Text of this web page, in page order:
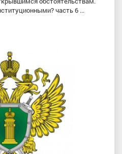
часть 6 ...